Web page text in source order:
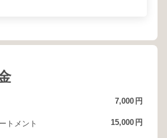
7,000 円
トメント 15,000 円